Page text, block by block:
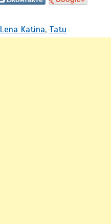
Lena Katina, Tatu